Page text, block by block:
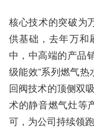
核心技术的突破为
供基础，去年万和
中，中高端的产品
级能效”系列燃气
回阀技术的顶侧双
术的静音燃气灶等
可，为公司持续领